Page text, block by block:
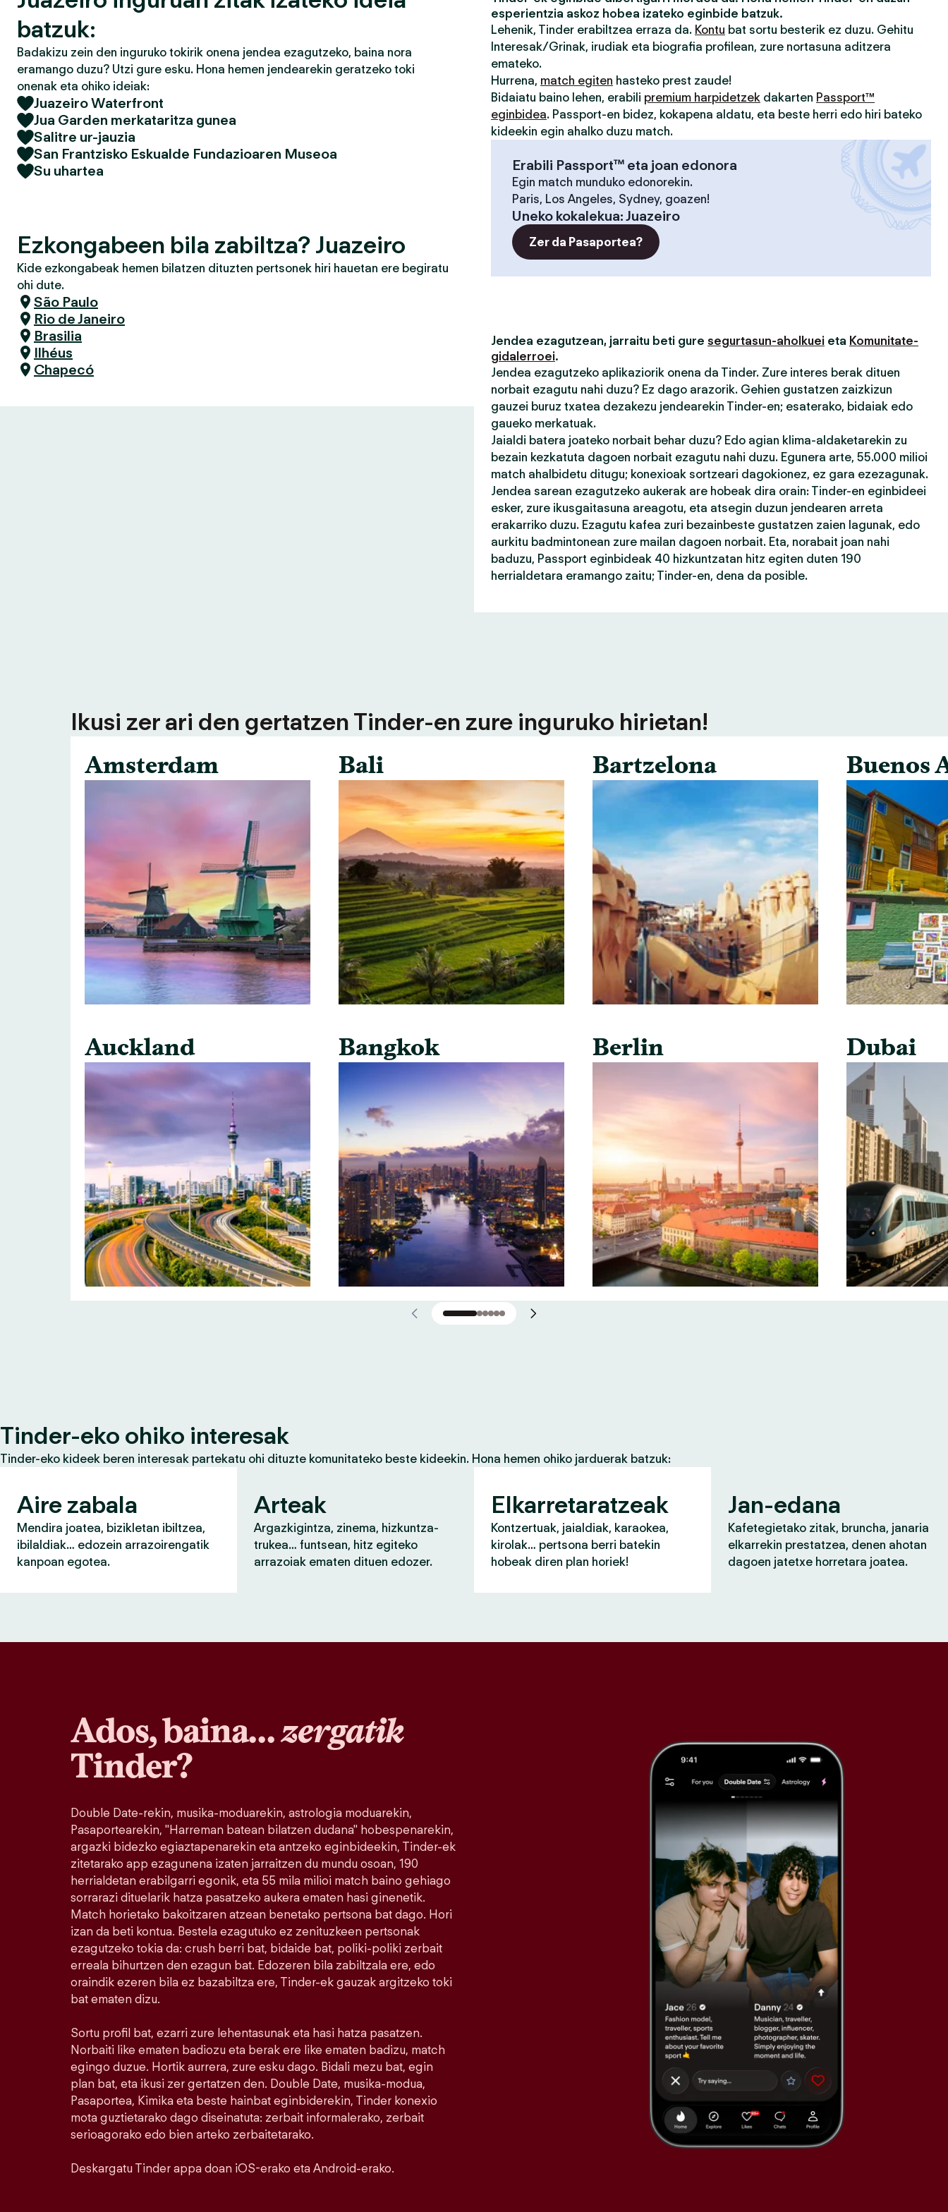
batzuk:
Badakizu zein den inguruko tokirik onena jendea ezagutzeko, baina nora
eramango duzu? Utzi gure esku. Hona hemen jendearekin geratzeko toki
onenak eta ohiko ideiak:
Juazeiro Waterfront
Jua Garden merkataritza gunea
Salitre ur-jauzia
San Frantzisko Eskualde Fundazioaren Museoa
Su uhartea
Ezkongabeen bila zabiltza? Juazeiro
Kide ezkongabeak hemen bilatzen dituzten pertsonek hiri hauetan ere begiratu
ohi dute.
São Paulo
Rio de Janeiro
Brasilia
Ilhéus
Chapecó
esperientzia askoz hobea izateko eginbide batzuk.
Lehenik, Tinder erabiltzea erraza da. Kontu bat sortu besterik ez duzu. Gehitu
Interesak/Grinak, irudiak eta biografia profilean, zure nortasuna aditzera
emateko.
Hurrena, match egiten hasteko prest zaude!
Bidaiatu baino lehen, erabili premium harpidetzek dakarten Passport™
eginbidea. Passport-en bidez, kokapena aldatu, eta beste herri edo hiri bateko
kideekin egin ahalko duzu match.
Erabili Passport™ eta joan edonora
Egin match munduko edonorekin.
Paris, Los Angeles, Sydney, goazen!
Uneko kokalekua:Juazeiro
Zer da Pasaportea?
Jendea ezagutzean, jarraitu beti gure segurtasun-aholkuei eta Komunitate-
gidalerroei.
Jendea ezagutzeko aplikaziorik onena da Tinder. Zure interes berak dituen
norbait ezagutu nahi duzu? Ez dago arazorik. Gehien gustatzen zaizkizun
gauzei buruz txatea dezakezu jendearekin Tinder-en; esaterako, bidaiak edo
gaueko merkatuak.
Jaialdi batera joateko norbait behar duzu? Edo agian klima-aldaketarekin zu
bezain kezkatuta dagoen norbait ezagutu nahi duzu. Egunera arte, 55.000 milioi
match ahalbidetu ditugu; konexioak sortzeari dagokionez, ez gara ezezagunak.
Jendea sarean ezagutzeko aukerak are hobeak dira orain: Tinder-en eginbideei
esker, zure ikusgaitasuna areagotu, eta atsegin duzun jendearen arreta
erakarriko duzu. Ezagutu kafea zuri bezainbeste gustatzen zaien lagunak, edo
aurkitu badmintonean zure mailan dagoen norbait. Eta, norabait joan nahi
baduzu, Passport eginbideak 40 hizkuntzatan hitz egiten duten 190
herrialdetara eramango zaitu; Tinder-en, dena da posible.
Ikusi zer ari den gertatzen Tinder-en zure inguruko hirietan!
Amsterdam
Auckland
Bali
Bangkok
Bartzelona
Berlin
Buenos
Dubai
Tinder-eko ohiko interesak
Tinder-eko kideek beren interesak partekatu ohi dituzte komunitateko beste kideekin. Hona hemen ohiko jarduerak batzuk:
Aire zabala
Mendira joatea, bizikletan ibiltzea,
ibilaldiak… edozein arrazoirengatik
kanpoan egotea.
Arteak
Argazkigintza, zinema, hizkuntza-
trukea… funtsean, hitz egiteko
arrazoiak ematen dituen edozer.
Elkarretaratzeak
Kontzertuak, jaialdiak, karaokea,
kirolak… pertsona berri batekin
hobeak diren plan horiek!
Jan-edana
Kafetegietako zitak, bruncha, janaria
elkarrekin prestatzea, denen ahotan
dagoen jatetxe horretara joatea.
Ados, baina…zergatik
Tinder?
Double Date-rekin, musika-moduarekin, astrologia moduarekin,
Pasaportearekin, "Harreman batean bilatzen dudana" hobespenarekin,
argazki bidezko egiaztapenarekin eta antzeko eginbideekin, Tinder-ek
zitetarako app ezagunena izaten jarraitzen du mundu osoan, 190
herrialdetan erabilgarri egonik, eta 55 mila milioi match baino gehiago
sorrarazi dituelarik hatza pasatzeko aukera ematen hasi ginenetik.
Match horietako bakoitzaren atzean benetako pertsona bat dago. Hori
izan da beti kontua. Bestela ezagutuko ez zenituzkeen pertsonak
ezagutzeko tokia da: crush berri bat, bidaide bat, poliki-poliki zerbait
erreala bihurtzen den ezagun bat. Edozeren bila zabiltzala ere, edo
oraindik ezeren bila ez bazabiltza ere, Tinder-ek gauzak argitzeko toki
bat ematen dizu.
Sortu profil bat, ezarri zure lehentasunak eta hasi hatza pasatzen.
Norbaiti like ematen badiozu eta berak ere like ematen badizu, match
egingo duzue. Hortik aurrera, zure esku dago. Bidali mezu bat, egin
plan bat, eta ikusi zer gertatzen den. Double Date, musika-modua,
Pasaportea, Kimika eta beste hainbat eginbiderekin, Tinder konexio
mota guztietarako dago diseinatuta: zerbait informalerako, zerbait
serioagorako edo bien arteko zerbaitetarako.
Deskargatu Tinder appa doan iOS-erako eta Android-erako.